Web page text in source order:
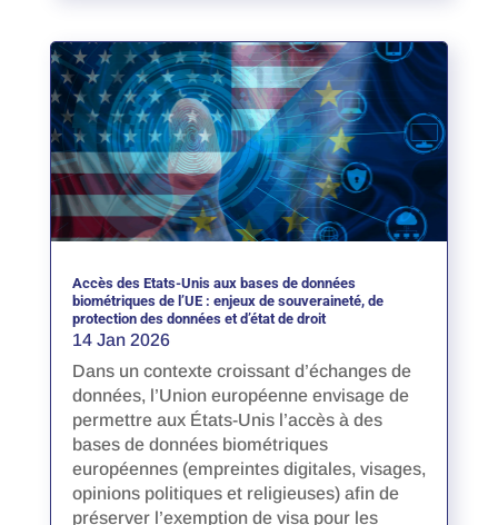
Accès des Etats-Unis aux bases de données
biométriques de l’UE : enjeux de souveraineté, de
protection des données et d’état de droit
14 Jan 2026
Dans un contexte croissant d’échanges de
données, l’Union européenne envisage de
permettre aux États-Unis l’accès à des
bases de données biométriques
européennes (empreintes digitales, visages,
opinions politiques et religieuses) afin de
préserver l’exemption de visa pour les